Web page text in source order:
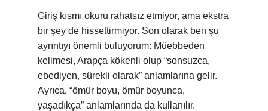
Giriş kısmı okuru rahatsız etmiyor, ama ekstra
bir şey de hissettirmiyor. Son olarak ben şu
ayrıntıyı önemli buluyorum: Müebbeden
kelimesi, Arapça kökenli olup “sonsuzca,
ebediyen, sürekli olarak” anlamlarına gelir.
Ayrıca, “ömür boyu, ömür boyunca,
yaşadıkça” anlamlarında da kullanılır.